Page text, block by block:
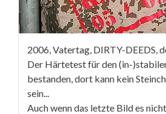
2006, Vatertag, DIRTY-DEEDS,
Der Härtetest für den (in-
bestanden, dort kann kein
sein...
Auch wenn das letzte Bild es